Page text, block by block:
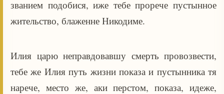
званием подобися, иже тебе прорече пустынное
жительство, блаженне Никодиме.
Илия царю неправдовавшу смерть провозвести,
тебе же Илия путь жизни показа и пустынника тя
нарече, место же, аки перстом, показа, идеже,